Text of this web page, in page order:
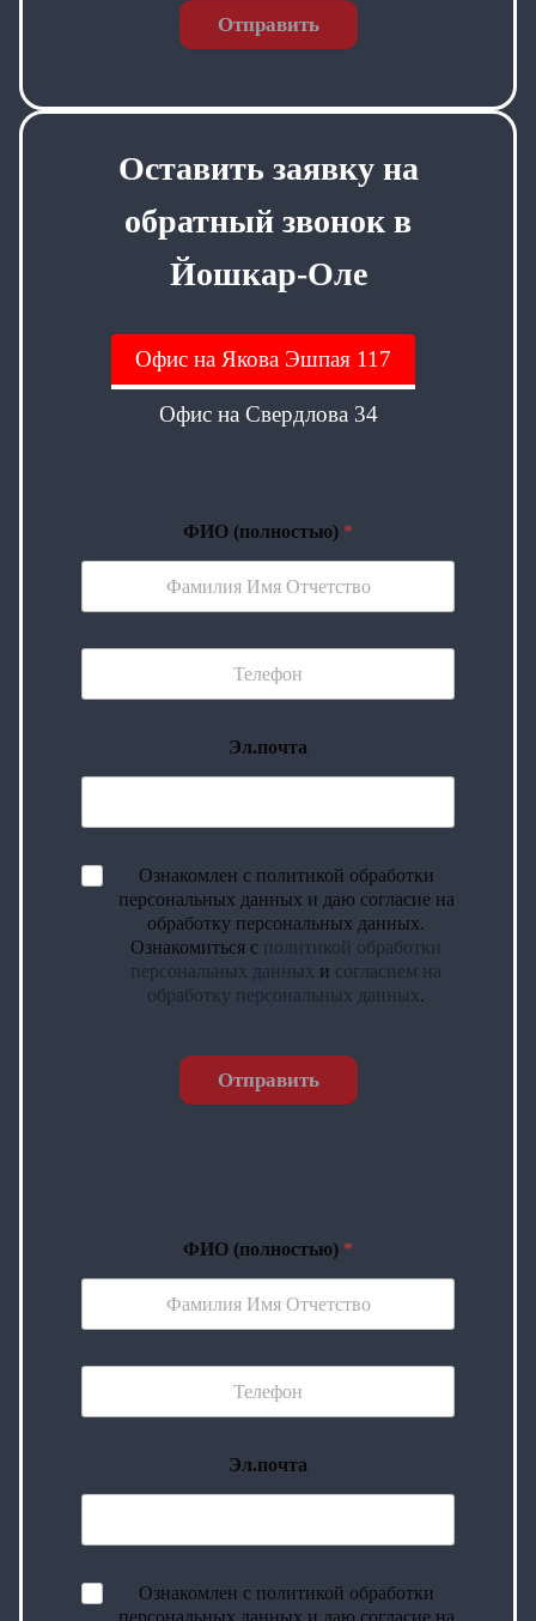
Отправить
Оставить заявку на
обратный звонок в
Йошкар-Оле
Офис на Якова Эшпая 117
Офис на Свердлова 34
ФИО (полностью) *
Эл.почта
Ознакомлен с политикой обработки
персональных данных и даю согласие на
обработку персональных данных.
Ознакомиться с политикой обработки
персональных данных и согласием на
обработку персональных данных.
Отправить
ФИО (полностью) *
Эл.почта
Ознакомлен с политикой обработки
персональных данных и даю согласие на